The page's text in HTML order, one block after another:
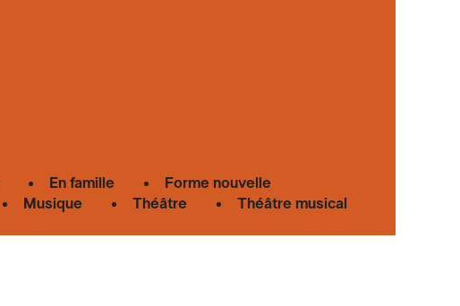
En famille
Forme nouvelle
Musique Théâtre Théâtre musical